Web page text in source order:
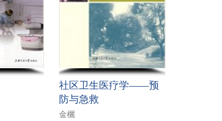
社区卫生医疗学——预
防与急救
金欐